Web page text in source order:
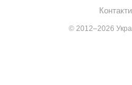
© 2012–2026